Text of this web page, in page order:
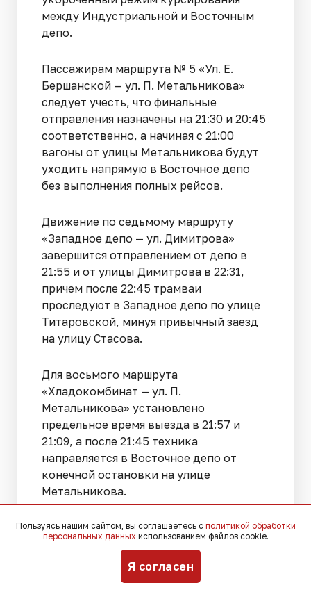
между Индустриальной и Восточным
депо.
Пассажирам маршрута № 5 «Ул. Е.
Бершанской — ул. П. Метальникова»
следует учесть, что финальные
отправления назначены на 21:30 и 20:45
соответственно, а начиная с 21:00
вагоны от улицы Метальникова будут
уходить напрямую в Восточное депо
без выполнения полных рейсов.
Движение по седьмому маршруту
«Западное депо — ул. Димитрова»
завершится отправлением от депо в
21:55 и от улицы Димитрова в 22:31,
причем после 22:45 трамваи
проследуют в Западное депо по улице
Титаровской, минуя привычный заезд
на улицу Стасова.
Для восьмого маршрута
«Хладокомбинат — ул. П.
Метальникова» установлено
предельное время выезда в 21:57 и
21:09, а после 21:45 техника
направляется в Восточное депо от
конечной остановки на улице
Метальникова.
20-й маршрут «Хладокомбинат — ул.
Декабристов» предполагает последние
отправления в 21:51 и 21:42, после чего с
22:00 трамваи от улицы Декабристов
Пользуясь нашим сайтом, вы соглашаетесь с политикой обработки
персональных данных использованием файлов cookie.
Я согласен